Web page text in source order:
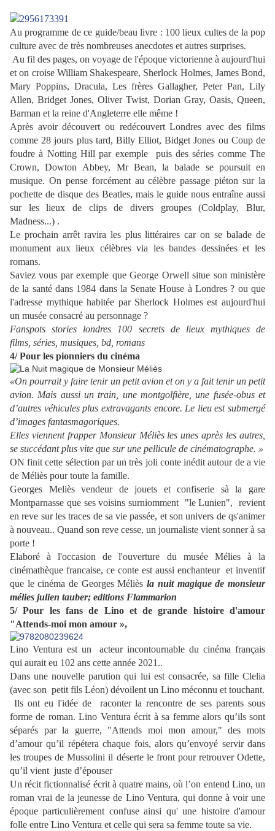
Au programme de ce guide/beau livre : 100 lieux cultes de la pop
culture avec de très nombreuses anecdotes et autres surprises.
Au fil des pages, on voyage de l'époque victorienne à aujourd'hui
et on croise William Shakespeare, Sherlock Holmes, James Bond,
Mary Poppins, Dracula, Les frères Gallagher, Peter Pan, Lily
Allen, Bridget Jones, Oliver Twist, Dorian Gray, Oasis, Queen,
Barman et la reine d'Angleterre elle même !
Après avoir découvert ou redécouvert Londres avec des films
comme 28 jours plus tard, Billy Elliot, Bidget Jones ou Coup de
foudre à Notting Hill par exemple puis des séries comme The
Crown, Dowton Abbey, Mr Bean, la balade se poursuit en
musique. On pense forcément au célèbre passage piéton sur la
pochette de disque des Beatles, mais le guide nous entraîne aussi
sur les lieux de clips de divers groupes (Coldplay, Blur,
Madness...) .
Le prochain arrêt ravira les plus littéraires car on se balade de
monument aux lieux célèbres via les bandes dessinées et les
romans.
Saviez vous par exemple que George Orwell situe son ministère
de la santé dans 1984 dans la Senate House à Londres ? ou que
l'adresse mythique habitée par Sherlock Holmes est aujourd'hui
un musée consacré au personnage ?
Fanspots stories londres 100 secrets de lieux mythiques de
films, séries , musiques, bd, romans
4/ Pour les pionniers du cinéma
«On pourrait y faire tenir un petit avion et on y a fait tenir un petit
avion. Mais aussi un train, une montgolfière, une fusée-obus et
d’autres véhicules plus extravagants encore. Le lieu est submergé
d’images fantasmagoriques.
Elles viennent frapper Monsieur Méliès les unes après les autres,
se succédant plus vite que sur une pellicule de cinématographe. »
ON finit cette sélection par un très joli conte inédit autour de a vie
de Méliès pour toute la famille.
Georges Meliès vendeur de jouets et confiserie sà la gare
Montparnasse que ses voisins surniomment "le Lunien", revient
en reve sur les traces de sa vie passée, et son univers de qs'animer
à nouveau.. Quand son reve cesse, un journaliste vient sonner à sa
porte !
Elaboré à l'occasion de l'ouverture du musée Mélies à la
cinémathèque francaise, ce conte est aussi enchanteur et inventif
que le cinéma de Georges Mélièsla nuit magique de monsieur
mélies julien tauber; editions Flammarion
5/ Pour les fans de Lino et de grande histoire d'amour
"Attends-moi mon amour »,
Lino Ventura est un acteur incontournable du cinéma français
qui aurait eu 102 ans cette année 2021..
Dans une nouvelle parution qui lui est consacrée, sa fille Clelia
(avec son petit fils Léon) dévoilent un Lino méconnu et touchant.
Ils ont eu l'idée de
raconter la rencontre de ses parents sous
forme de roman.Lino Ventura écrit à sa femme alors qu’ils sont
séparés par la guerre, "Attends moi mon amour," des mots
d’amour qu’il répétera chaque fois, alors qu’envoyé servir dans
les troupes de Mussolini il déserte le front pour retrouver Odette,
qu’il vient juste d’épouser
Un récit fictionnalisé écrit à quatre mains, où l’on entend Lino, un
roman vrai de la jeunesse de Lino Ventura, qui donne à voir une
époque particulièrement confuseainsi qu' une histoire d'amour
folle entre Lino Ventura et celle qui sera sa femme toute sa vie.